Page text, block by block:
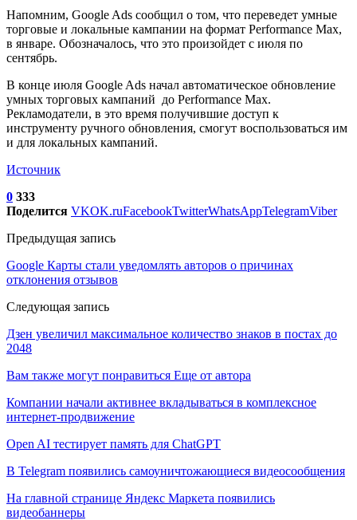
Напомним, Google Ads сообщил о том, что переведет умные
торговые и локальные кампании на формат Performance Max,
в январе. Обозначалось, что это произойдет с июля по
сентябрь.
В конце июля Google Ads начал автоматическое обновление
умных торговых кампаний до Performance Max.
Рекламодатели, в это время получившие доступ к
инструменту ручного обновления, смогут воспользоваться им
и для локальных кампаний.
Источник
0 333
Поделится VKOK.ruFacebookTwitterWhatsAppTelegramViber
Предыдущая запись
Google Карты стали уведомлять авторов о причинах
отклонения отзывов
Следующая запись
Дзен увеличил максимальное количество знаков в постах до
2048
Вам также могут понравиться Еще от автора
Компании начали активнее вкладываться в комплексное
интернет-продвижение
Open AI тестирует память для ChatGPT
В Telegram появились самоуничтожающиеся видеосообщения
На главной странице Яндекс Маркета появились
видеобаннеры